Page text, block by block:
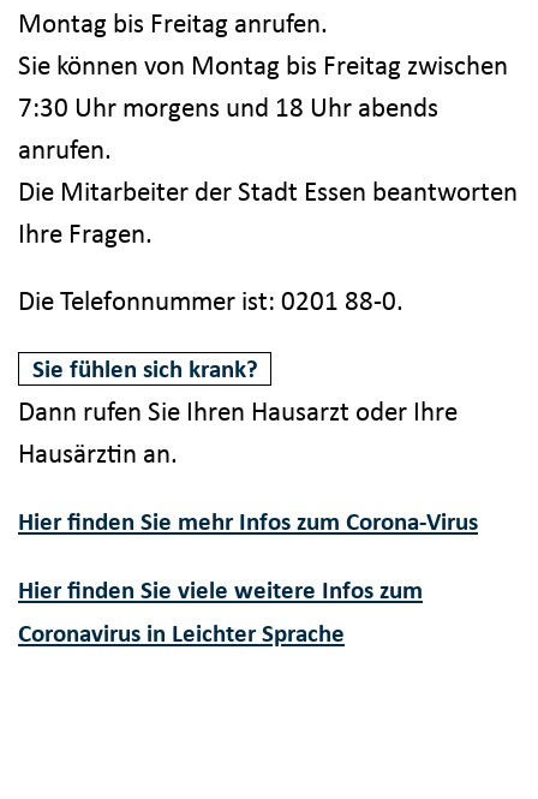
Montag bis Freitag anrufen.
Sie können von Montag bis Freitag zwischen
7:30 Uhr morgens und 18 Uhr abends
anrufen.
Die Mitarbeiter der Stadt Essen beantworten
Ihre Fragen.
Die Telefonnummer ist: 0201 88-0.
Sie fühlen sich krank?
Dann rufen Sie Ihren Hausarzt oder Ihre
Hausärztin an.
Hier finden Sie mehr Infos zum Corona-Virus
Hier finden Sie viele weitere Infos zum
Coronavirus in Leichter Sprache